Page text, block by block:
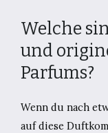
Welche
und
Parfums?
Wenn du nach
auf diese